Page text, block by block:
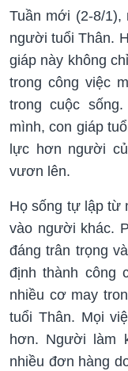
Tuần mới (2-8/
người tuổi Thân.
giáp này không
trong công việc
trong cuộc
mình, con giáp
lực hơn người
vươn lên.
Họ sống tự lập từ
vào người khác.
đáng trân trọng
định thành công
nhiều cơ may
tuổi Thân. Mọi
hơn. Người làm
nhiều đơn hàng